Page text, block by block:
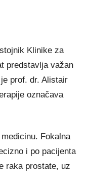
Klinike za
predstavlja važan
prof. dr. Alistair
označava
Fokalna
i po pacijenta
raka prostate, uz